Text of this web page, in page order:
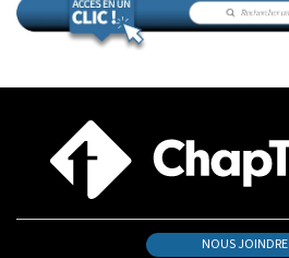
NOUS JOINDRE